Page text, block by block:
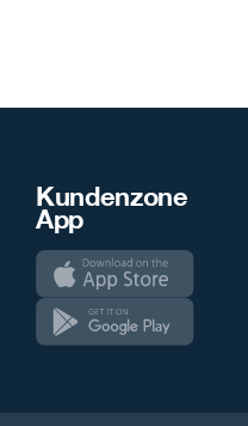
Kundenzone
App